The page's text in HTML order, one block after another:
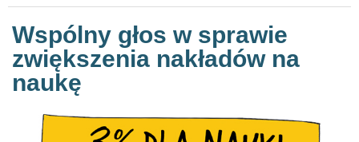
Wspólny głos w sprawie
zwiększenia nakładów na
naukę